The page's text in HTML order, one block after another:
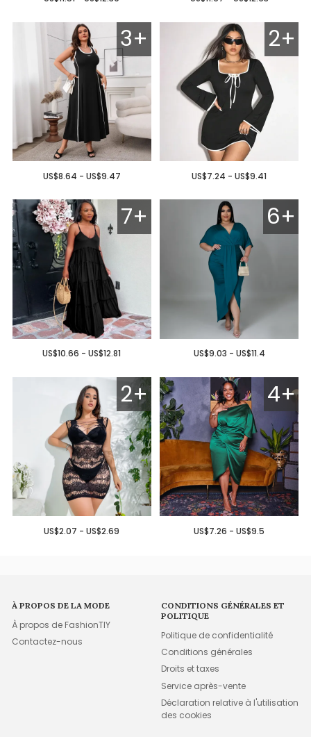
3+
US$8.64 - US$9.47
2+
US$7.24 - US$9.41
7+
US$10.66 - US$12.81
6+
US$9.03 - US$11.4
2+
US$2.07 - US$2.69
4+
US$7.26 - US$9.5
À PROPOS DE LA MODE
À propos de FashionTIY
Contactez-nous
CONDITIONS GÉNÉRALES ET
POLITIQUE
Politique de confidentialité
Conditions générales
Droits et taxes
Service après-vente
Déclaration relative à l'utilisation
des cookies